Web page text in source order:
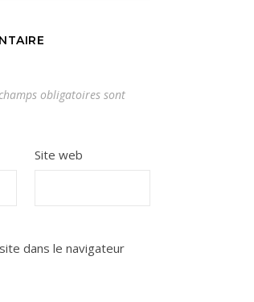
obligatoires sont
Site web
dans le navigateur